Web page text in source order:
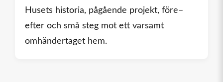
Husets historia, pågående projekt, före–
efter och små steg mot ett varsamt
omhändertaget hem.